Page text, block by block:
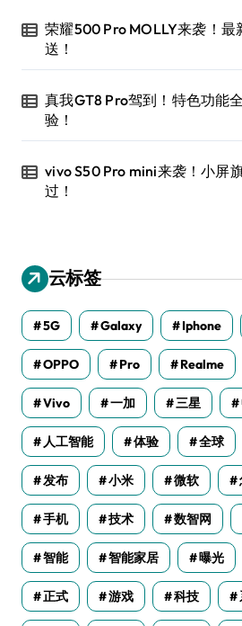
荣耀500 Pro MOLLY来袭！最
送！
真我GT8 Pro驾到！特色功能
验！
vivo S50 Pro mini来袭！小屏
过！
云标签
5G Galaxy Iphone
OPPO Pro Realme
Vivo 一加 三星
人工智能 体验 全球
发布 小米 微软
手机 技术 数智网
智能 智能家居 曝光
正式 游戏 科技